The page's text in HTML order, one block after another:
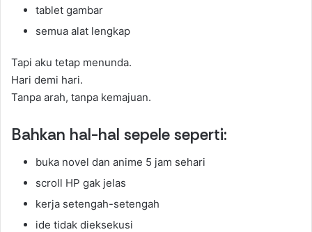
tablet gambar
semua alat lengkap
Tapi aku tetap menunda.
Hari demi hari.
Tanpa arah, tanpa kemajuan.
Bahkan hal-hal sepele seperti:
buka novel dan anime 5 jam sehari
scroll HP gak jelas
kerja setengah-setengah
ide tidak dieksekusi